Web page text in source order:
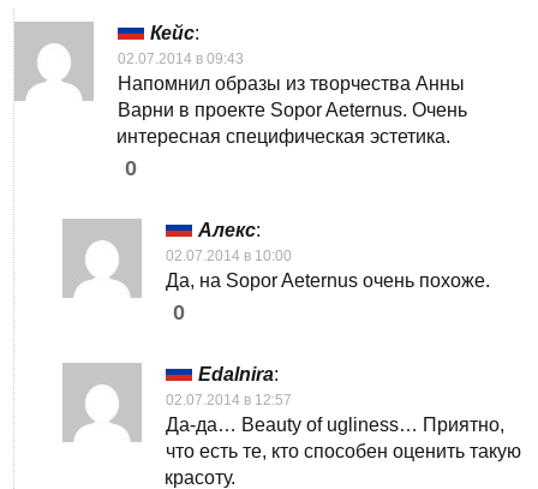
Кейс:
02.07.2014 в 09:43
Напомнил образы из творчества Анны
Варни в проекте Sopor Aeternus. Очень
интересная специфическая эстетика.
0
Алекс:
02.07.2014 в 10:00
Да, на Sopor Aeternus очень похоже.
0
Edalnira:
02.07.2014 в 12:57
Да-да… Beauty of ugliness… Приятно,
что есть те, кто способен оценить такую
красоту.